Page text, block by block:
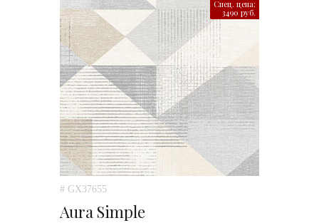
Спец. цена:
3490 руб.
# GX37655
Aura Simple